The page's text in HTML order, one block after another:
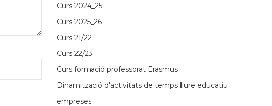
Curs 2024_25
Curs 2025_26
Curs 21/22
Curs 22/23
Curs formació professorat Erasmus
Dinamització d'activitats de temps lliure educatiu
empreses